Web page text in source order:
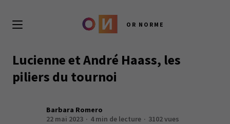
OR NORME
Lucienne et André Haass, les
piliers du tournoi
Barbara Romero
22 mai 2023
4 min de lecture 3102 vues